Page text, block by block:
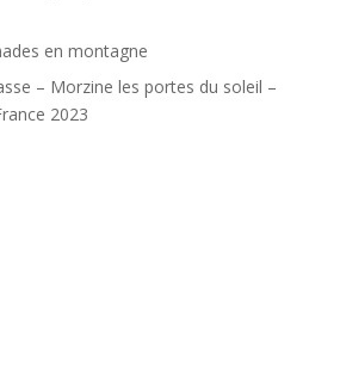
en montagne
– Morzine les portes du soleil –
2023